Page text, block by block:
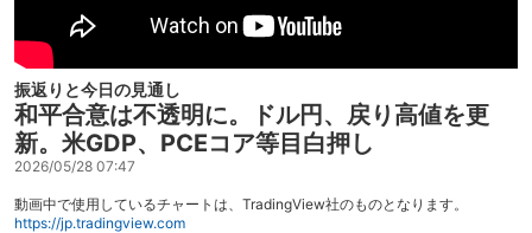
振返りと今日の見通し
和平合意は不透明に。ドル円、戻り高値を更
新。米GDP、PCEコア等目白押し
2026/05/28 07:47
動画中で使用しているチャートは、TradingView社のものとなります。
https://jp.tradingview.com